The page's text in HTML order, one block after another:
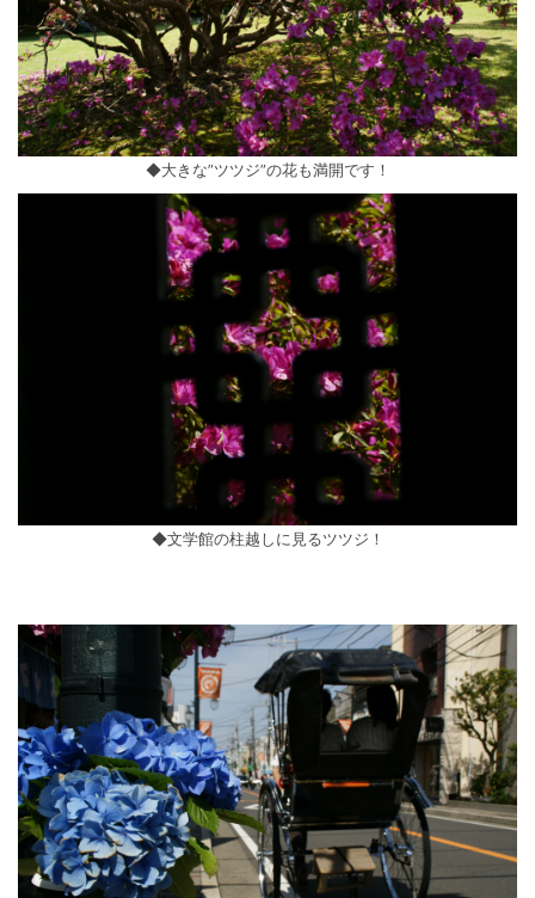
◆大きな”ツツジ”の花も満開です！
◆文学館の柱越しに見るツツジ！